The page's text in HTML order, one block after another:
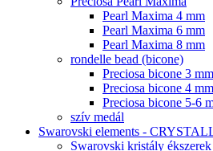
Pearl Maxima 4 mm
Pearl Maxima 6 mm
Pearl Maxima 8 mm
rondelle bead (bicone)
Preciosa bicone 3 mm
Preciosa bicone 4 mm
Preciosa bicone 5-6
szív medál
Swarovski elements -
Swarovski kristály ékszerek